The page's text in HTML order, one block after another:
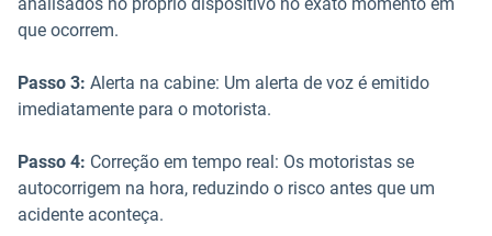
que ocorrem.
Passo 3: Alerta na cabine: Um alerta de voz é emitido
imediatamente para o motorista.
Passo 4: Correção em tempo real: Os motoristas se
autocorrigem na hora, reduzindo o risco antes que um
acidente aconteça.